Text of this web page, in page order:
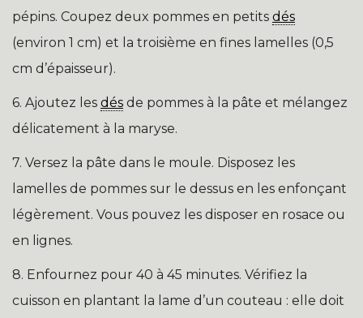
pépins. Coupez deux pommes en petits dés
(environ 1 cm) et la troisième en fines lamelles (0,5
cm d’épaisseur).
6. Ajoutez les dés de pommes à la pâte et mélangez
délicatement à la maryse.
7. Versez la pâte dans le moule. Disposez les
lamelles de pommes sur le dessus en les enfonçant
légèrement. Vous pouvez les disposer en rosace ou
en lignes.
8. Enfournez pour 40 à 45 minutes. Vérifiez la
cuisson en plantant la lame d’un couteau : elle doit